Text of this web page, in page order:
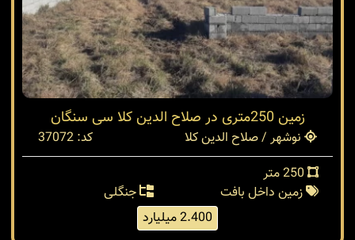
زمین 250متری در صلاح الدین کلا سی سنگان
نوشهر / صلاح الدین کلا
کد: 37072
زمین داخل بافت
جنگلی
2.400 میلیارد